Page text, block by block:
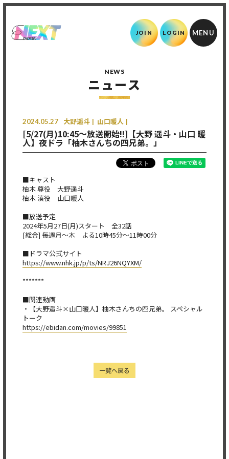
JOIN LOGIN
NEWS
ニュース
2024.05.27 大野遥斗 山口暖人
[5/27(月)10:45〜放送開始!!]【大野 遥斗・山口 暖
人】夜ドラ「柚木さんちの四兄弟。」
■キャスト
柚木 尊役 大野遥斗
柚木 湊役 山口暖人
■放送予定
2024年5月27日(月)スタート 全32話
[総合] 毎週月～木 よる10時45分～11時00分
■ドラマ公式サイト
https://www.nhk.jp/p/ts/NRJ26NQYXM/
*******
■関連動画
・【大野遥斗×山口暖人】柚木さんちの四兄弟。 スペシャル
トーク
https://ebidan.com/movies/99851
一覧へ戻る